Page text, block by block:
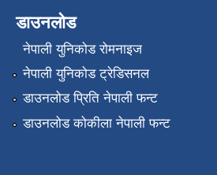
डाउनलोड
नेपाली युनिकोड रोमनाइज
नेपाली युनिकोड ट्रेडिसनल
डाउनलोड प्रिति नेपाली फन्ट
डाउनलोड कोकीला नेपाली फन्ट